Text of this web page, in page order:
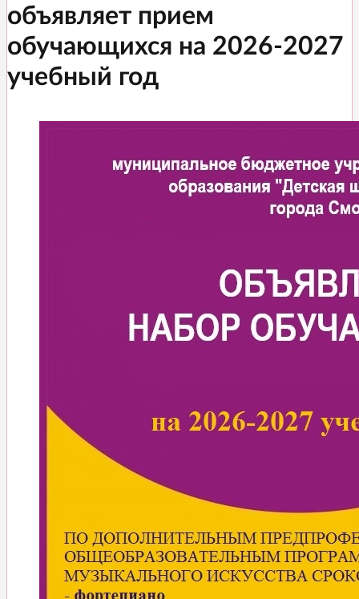
объявляет прием
обучающихся на 2026-2027
учебный год